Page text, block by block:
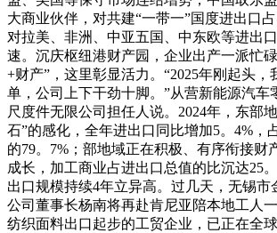
大商业伙伴，对共建“一带一”国度进出口
对拉美、非洲、中亚五国、中东欧等进出
速。沉庆枢纽港财产园，企业出产一派忙
+财产”，这里彰显活力。“2025年刚起头，
单，公司上下干劲十脚。”从营新能源汽车
尺度件无限公司担任人说。2024年，东部
石”的感化，全年进出口同比增加5。4%，
的79。7%；部地域正在积极、有序衔接财
成长，加工商业占进出口总值的比沉达25
出口规模持续4年立异高。过几天，无锡市
公司董事长杨南将再赴肯尼亚陪本地工人
纺织面料出口起步的工贸企业，已正在全